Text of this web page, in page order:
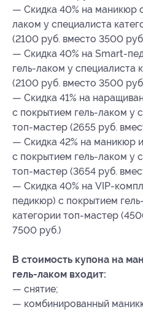
— Скидка 40% на маникюр
лаком у специалиста
(2100 руб. вместо 3500
— Скидка 40% на Smart-
гель-лаком у специалиста
(2100 руб. вместо 3500
— Скидка 41% на
с покрытием гель-лаком у
топ-мастер (2655 руб.
— Скидка 42% на маникюр
с покрытием гель-лаком у
топ-мастер (3654 руб.
— Скидка 40% на VIP-
педикюр) с покрытием
категории топ-мастер
7500 руб.)
В стоимость купона на
гель-лаком входит:
— снятие;
— комбинированный